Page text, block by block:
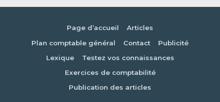
Page d’accueil
Articles
Plan comptable général
Contact
Publicité
Lexique
Testez vos connaissances
Exercices de comptabilité
Publication des articles